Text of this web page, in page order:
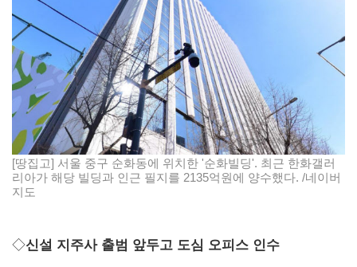
[땅집고] 서울 중구 순화동에 위치한 '순화빌딩'. 최근 한화갤러
리아가 해당 빌딩과 인근 필지를 2135억원에 양수했다. /네이버
지도
◇신설 지주사 출범 앞두고 도심 오피스 인수